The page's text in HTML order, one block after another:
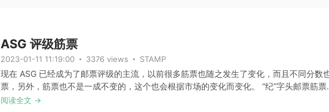
ASG 评级筋票
2023-01-11 11:19:00 3376 views STAMP
现在 ASG 已经成为了邮票评级的主流，以前很多筋票也随之发生了变化，而且不同分数
票，另外，筋票也不是一成不变的，这个也会根据市场的变化而变化。 “纪”字头邮票筋票
阅读全文 →